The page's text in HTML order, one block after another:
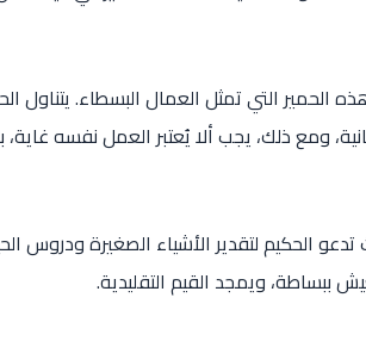
الحمير التي تمثل العمال البسطاء. يتناول
ومع ذلك، يجب ألا يُعتبر العمل نفسه غاية،
تدعو الحكيم لتقدير الأشياء الصغيرة ودروس
ببساطة، ويمجد القيم التقليدية.